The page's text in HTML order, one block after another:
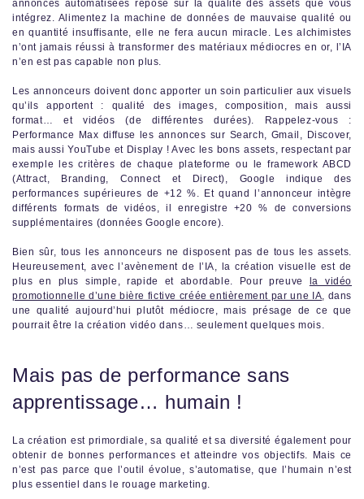
annonces automatisées repose sur la qualité des assets que vous
intégrez. Alimentez la machine de données de mauvaise qualité ou
en quantité insuffisante, elle ne fera aucun miracle. Les alchimistes
n’ont jamais réussi à transformer des matériaux médiocres en or, l’IA
n’en est pas capable non plus.
Les annonceurs doivent donc apporter un soin particulier aux visuels
qu’ils apportent : qualité des images, composition, mais aussi
format… et vidéos (de différentes durées). Rappelez-vous :
Performance Max diffuse les annonces sur Search, Gmail, Discover,
mais aussi YouTube et Display ! Avec les bons assets, respectant par
exemple les critères de chaque plateforme ou le framework ABCD
(Attract, Branding, Connect et Direct), Google indique des
performances supérieures de +12 %. Et quand l’annonceur intègre
différents formats de vidéos, il enregistre +20 % de conversions
supplémentaires (données Google encore).
Bien sûr, tous les annonceurs ne disposent pas de tous les assets.
Heureusement, avec l’avènement de l’IA, la création visuelle est de
plus en plus simple, rapide et abordable. Pour preuve la vidéo
promotionnelle d’une bière fictive créée entièrement par une IA, dans
une qualité aujourd’hui plutôt médiocre, mais présage de ce que
pourrait être la création vidéo dans… seulement quelques mois.
Mais pas de performance sans
apprentissage… humain !
La création est primordiale, sa qualité et sa diversité également pour
obtenir de bonnes performances et atteindre vos objectifs. Mais ce
n’est pas parce que l’outil évolue, s’automatise, que l’humain n’est
plus essentiel dans le rouage marketing.